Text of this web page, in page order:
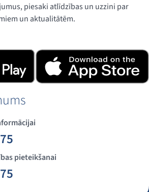
piesaki atlīdzības un uzzini par
un aktualitātēm.
pieteikšanai